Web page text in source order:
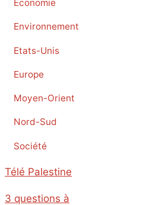
Economie
Environnement
Etats-Unis
Europe
Moyen-Orient
Nord-Sud
Société
Télé Palestine
3 questions à